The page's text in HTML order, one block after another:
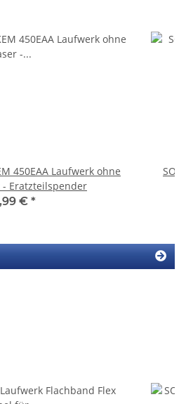
450EAA Laufwerk ohne
- Eratzteilspender
€ *